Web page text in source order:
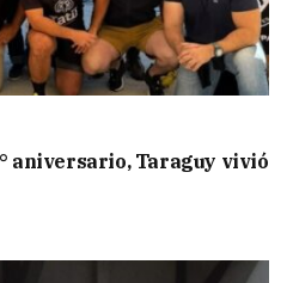
aniversario, Taraguy vivió